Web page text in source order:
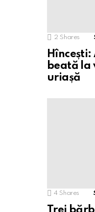
2 Shares
beată la
uriașă
4 Shares
Trei